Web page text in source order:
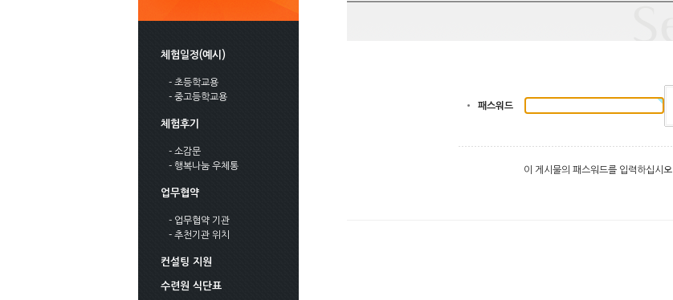
체험일정(예시)
- 초등학교용
- 중고등학교용
체험후기
- 소감문
- 행복나눔 우체통
업무협약
- 업무협약 기관
- 추천기관 위치
컨설팅 지원
수련원 식단표
패스워드
이 게시물의 패스워드를 입력하십시오.